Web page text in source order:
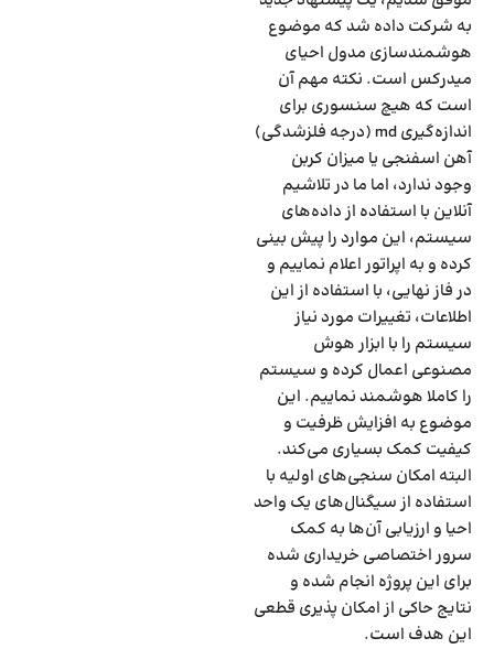
به شرکت داده شد که موضوع
هوشمندسازی مدول احیای
میدرکس است. نکته مهم آن
است که هیچ سنسوری برای
اندازه‌گیری md (درجه فلزشدگی)
آهن اسفنجی یا میزان کربن
وجود ندارد، اما ما در تلاشیم
آنلاین با استفاده از داده‌های
سیستم، این موارد را پیش بینی
کرده و به اپراتور اعلام نماییم و
در فاز نهایی، با استفاده از این
اطلاعات، تغییرات مورد نیاز
سیستم را با ابزار هوش
مصنوعی اعمال کرده و سیستم
را کاملا هوشمند نماییم. این
موضوع به افزایش ظرفیت و
کیفیت کمک بسیاری می‌کند.
البته امکان سنجی‌های اولیه با
استفاده از سیگنال‌های یک واحد
احیا و ارزیابی آن‌ها به کمک
سرور اختصاصی خریداری شده
برای این پروژه انجام شده و
نتایج حاکی از امکان پذیری قطعی
این هدف است.